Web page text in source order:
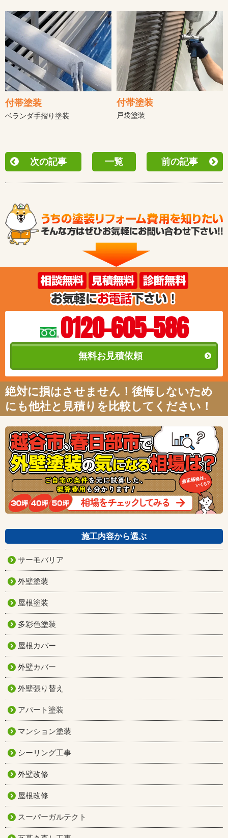
付帯塗装
ベランダ手摺り塗装
付帯塗装
戸袋塗装
次の記事 一覧 前の記事
0120-605-586
無料お見積依頼
絶対に損はさせません！後悔しないため
にも他社と見積りを比較してください！
施工内容から選ぶ
サーモバリア
外壁塗装
屋根塗装
多彩色塗装
屋根カバー
外壁カバー
外壁張り替え
アパート塗装
マンション塗装
シーリング工事
外壁改修
屋根改修
スーパーガルテクト